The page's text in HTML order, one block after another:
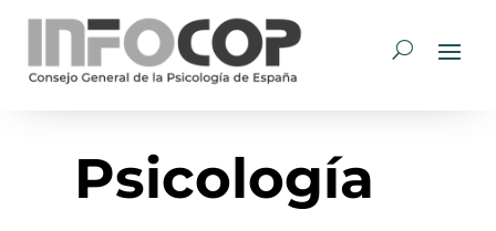
Psicología